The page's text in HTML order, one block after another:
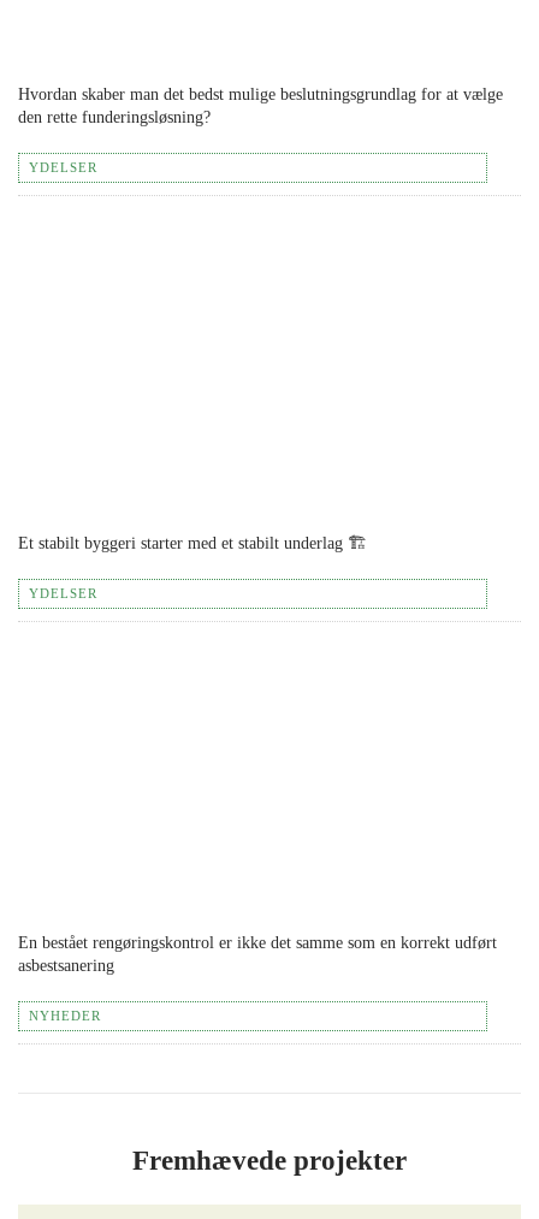
Hvordan skaber man det bedst mulige beslutningsgrundlag for at vælge
den rette funderingsløsning?
YDELSER
Et stabilt byggeri starter med et stabilt underlag 🏗️
YDELSER
En bestået rengøringskontrol er ikke det samme som en korrekt udført
asbestsanering
NYHEDER
Fremhævede projekter